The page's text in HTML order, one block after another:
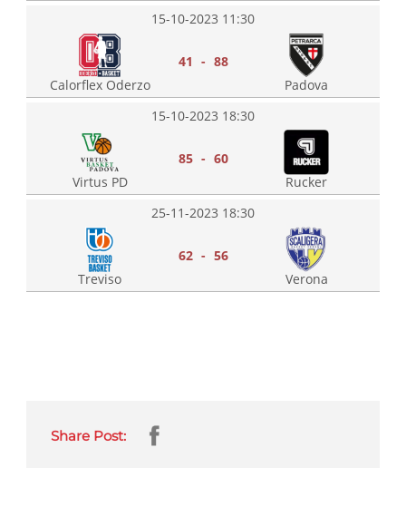
15-10-2023 11:30
Calorflex Oderzo
41 - 88
Padova
15-10-2023 18:30
Virtus PD
85 - 60
Rucker
25-11-2023 18:30
Treviso
62 - 56
Verona
Share Post: